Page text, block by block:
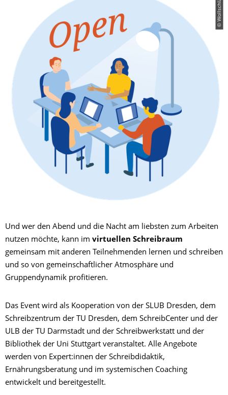
© Wollschläger
Und wer den Abend und die Nacht am liebsten zum Arbeiten
nutzen möchte, kann im virtuellen Schreibraum
gemeinsam mit anderen Teilnehmenden lernen und schreiben
und so von gemeinschaftlicher Atmosphäre und
Gruppendynamik profitieren.
Das Event wird als Kooperation von der SLUB Dresden, dem
Schreibzentrum der TU Dresden, dem SchreibCenter und der
ULB der TU Darmstadt und der Schreibwerkstatt und der
Bibliothek der Uni Stuttgart veranstaltet. Alle Angebote
werden von Expert:innen der Schreibdidaktik,
Ernährungsberatung und im systemischen Coaching
entwickelt und bereitgestellt.